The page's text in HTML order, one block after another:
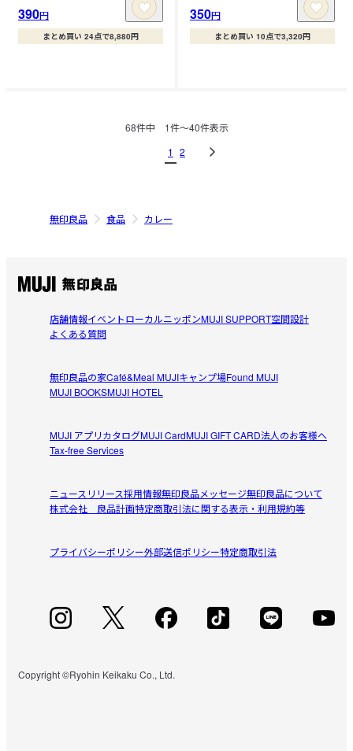
390円
まとめ買い 24点で8,880円
350円
まとめ買い 10点で3,320円
68件中 1件〜40件表示
1 2
無印良品 食品 カレー
店舗情報イベントローカルニッポンMUJI SUPPORT空間設計
よくある質問
無印良品の家Café&Meal MUJIキャンプ場Found MUJI
MUJI BOOKSMUJI HOTEL
MUJI アプリカタログMUJI CardMUJI GIFT CARD法人のお客様へ
Tax-free Services
ニュースリリース採用情報無印良品メッセージ無印良品について
株式会社 良品計画特定商取引法に関する表示・利用規約等
プライバシーポリシー外部送信ポリシー特定商取引法
Copyright ©Ryohin Keikaku Co., Ltd.